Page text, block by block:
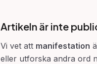
Artikeln är inte
Vi vet att manifestation
eller utforska andra ord